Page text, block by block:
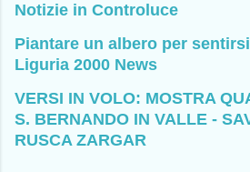
Notizie in Controluce
Piantare un albero per
Liguria 2000 News
VERSI IN VOLO: MOSTRA
S. BERNANDO IN VALLE -
RUSCA ZARGAR